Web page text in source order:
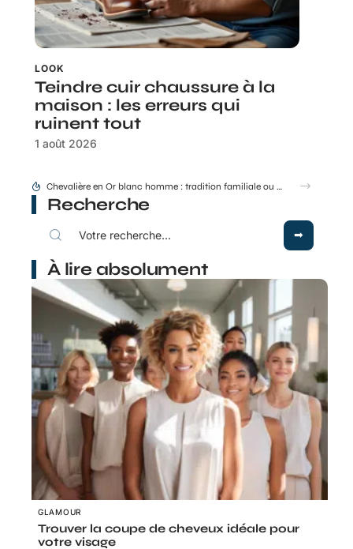
LOOK
Teindre cuir chaussure à la
maison : les erreurs qui
ruinent tout
1 août 2026
Chevalière en Or blanc homme : tradition familiale ou accessoire de mode ?
Recherche
À lire absolument
GLAMOUR
Trouver la coupe de cheveux idéale pour
votre visage